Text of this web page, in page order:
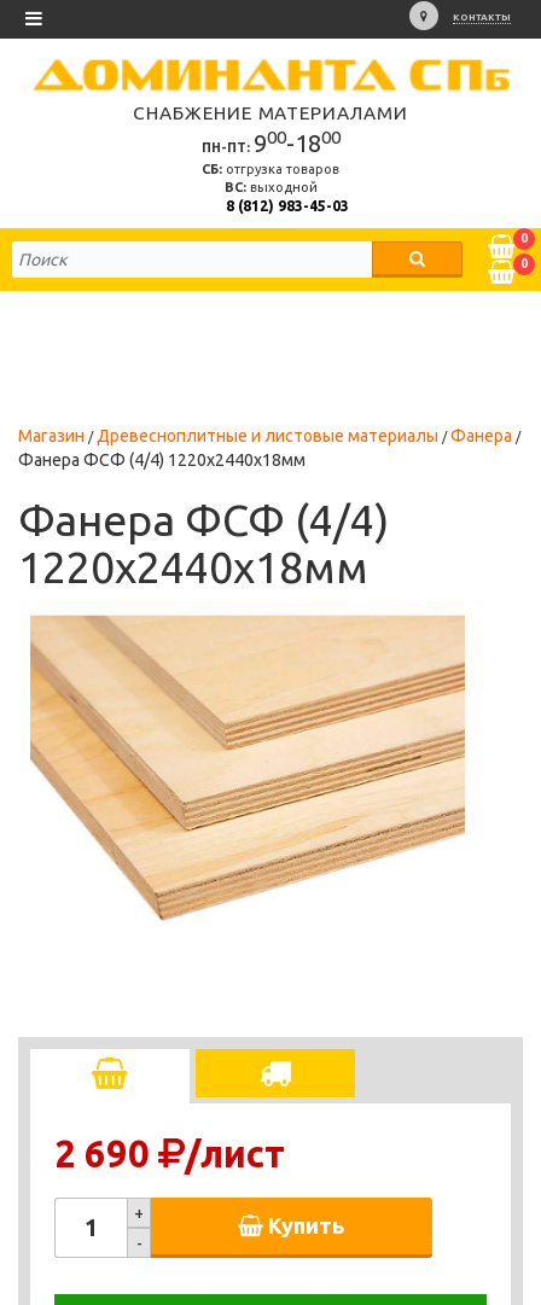
КОНТАКТЫ
СНАБЖЕНИЕ МАТЕРИАЛАМИ
ПН-ПТ: 900-1800
СБ: отгрузка товаров
ВС:выходной
8 (812) 983-45-03
0
0
Магазин Древесноплитные и листовые материалы
Фанера
Фанера ФСФ (4/4) 1220х2440х18мм
Фанера ФСФ (4/4)
1220х2440х18мм
2 690 /лист
+
-
Купить